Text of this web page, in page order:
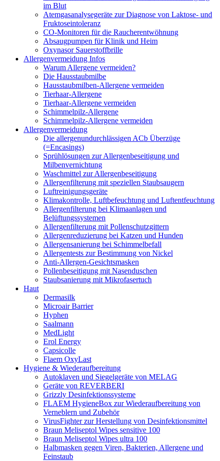
im Blut
Atemgasanalysegeräte zur Diagnose von Laktose- und
Fruktoseintoleranz
CO-Monitoren für die Raucherentwöhnung
Absaugpumpen für Klinik und Heim
Oxynasor Sauerstoffbrille
Allergenvermeidung Infos
Warum Allergene vermeiden?
Die Hausstaubmilbe
Hausstaubmilben-Allergene vermeiden
Tierhaar-Allergene
Tierhaar-Allergene vermeiden
Schimmelpilz-Allergene
Schimmelpilz-Allergene vermeiden
Allergenvermeidung
Die allergenundurchlässigen ACb Überzüge
(=Encasings)
Sprühlösungen zur Allergenbeseitigung und
Milbenvernichtung
Waschmittel zur Allergenbeseitigung
Allergenfilterung mit speziellen Staubsaugern
Luftreinigungsgeräte
Klimakontrolle, Luftbefeuchtung und Luftentfeuchtung
Allergenfilterung bei Klimaanlagen und
Belüftungssystemen
Allergenfilterung mit Pollenschutzgittern
Allergenreduzierung bei Katzen und Hunden
Allergensanierung bei Schimmelbefall
Allergentests zur Bestimmung von Nickel
Anti-Allergen-Gesichtsmasken
Pollenbeseitigung mit Nasenduschen
Staubsanierung mit Mikrofasertuch
Haut
Dermasilk
Microair Barrier
Hyphen
Saalmann
MedLight
Erol Energy
Capsicolle
Flaem OxyLast
Hygiene & Wiederaufbereitung
Autoklaven und Siegelgeräte von MELAG
Geräte von REVERBERI
Grizzly Desinfektionssysteme
FLAEM HygieneBox zur Wiederaufbereitung von
Verneblern und Zubehör
VirusFighter zur Herstellung von Desinfektionsmittel
Braun Meliseptol Wipes sensitive 100
Braun Meliseptol Wipes ultra 100
Halbmasken gegen Viren, Bakterien, Allergene und
Feinstaub